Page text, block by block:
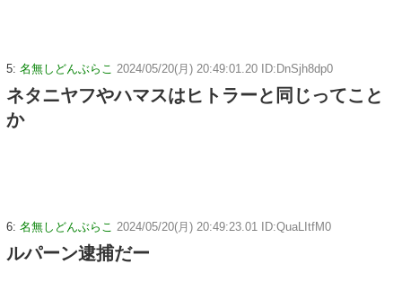
5: 名無しどんぶらこ 2024/05/20(月) 20:49:01.20 ID:DnSjh8dp0
ネタニヤフやハマスはヒトラーと同じってこと
か
6: 名無しどんぶらこ 2024/05/20(月) 20:49:23.01 ID:QuaLItfM0
ルパーン逮捕だー